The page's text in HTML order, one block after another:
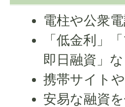
電柱や公衆
「低金利」
即日融資」
携帯サイト
安易な融資